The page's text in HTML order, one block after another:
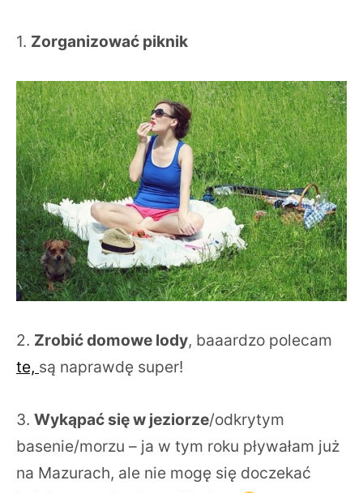
1. Zorganizować piknik
2. Zrobić domowe lody, baaardzo polecam
te, są naprawdę super!
3. Wykąpać się w jeziorze/odkrytym
basenie/morzu – ja w tym roku pływałam już
na Mazurach, ale nie mogę się doczekać